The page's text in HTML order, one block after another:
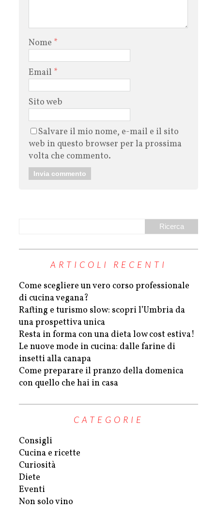
Nome *
Email *
Sito web
Salvare il mio nome, e-mail e il sito
web in questo browser per la prossima
volta che commento.
ARTICOLI RECENTI
Come scegliere un vero corso professionale
di cucina vegana?
Rafting e turismo slow: scopri l’Umbria da
una prospettiva unica
Resta in forma con una dieta low cost estiva!
Le nuove mode in cucina: dalle farine di
insetti alla canapa
Come preparare il pranzo della domenica
con quello che hai in casa
CATEGORIE
Consigli
Cucina e ricette
Curiosità
Diete
Eventi
Non solo vino